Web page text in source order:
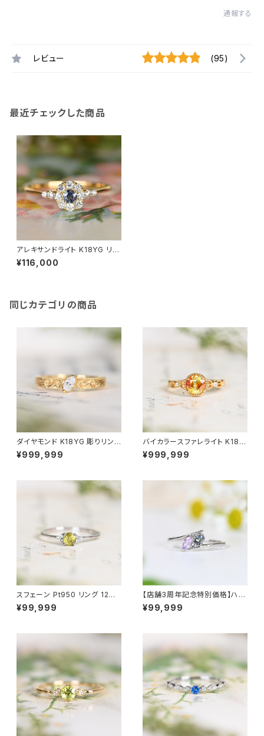
通報する
レビュー (95)
最近チェックした商品
アレキサンドライト K18YG リン
グ 10号（JK7151）
¥116,000
同じカテゴリの商品
ダイヤモンド K18YG 彫りリング
11号（GH1039）SCG6714
¥999,999
バイカラースファレライト K18Y
G リング 10号（JK6953）
¥999,999
スフェーン Pt950 リング 12号
（GH1145）
¥99,999
【店舗3周年記念特別価格】ハク
マナイト＆アレキサンドライト Pt
950 リング 12号（GH1222）
¥99,999